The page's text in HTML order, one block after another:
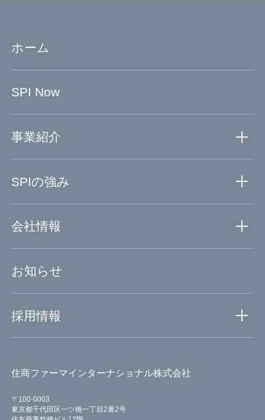
ホーム
SPI Now
事業紹介
事業紹介TOP
SPIの強み
SPIの強みTOP
輸入原薬の高度なGMP管理
自社ラボによる品質保証
会社情報
会社情報TOP
会社概要・組織図・沿革
拠点・アクセス
お知らせ
採用情報
仕事と人を知る
募集要項
住商ファーマインターナショナル株式会社
〒100-0003
東京都千代田区一ツ橋一丁目2番2号